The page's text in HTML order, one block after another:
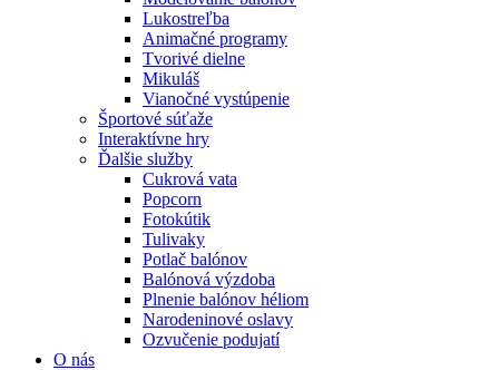
Lukostreľba
Animačné programy
Tvorivé dielne
Mikuláš
Vianočné vystúpenie
Športové súťaže
Interaktívne hry
Ďalšie služby
Cukrová vata
Popcorn
Fotokútik
Tulivaky
Potlač balónov
Balónová výzdoba
Plnenie balónov héliom
Narodeninové oslavy
Ozvučenie podujatí
O nás